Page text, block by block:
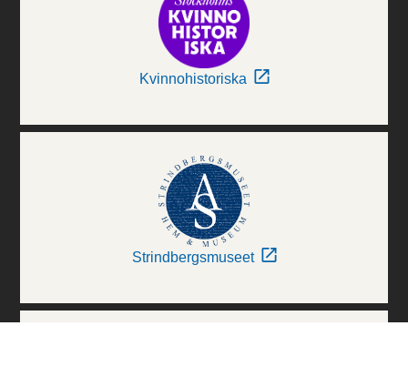
Kvinnohistoriska
Strindbergsmuseet